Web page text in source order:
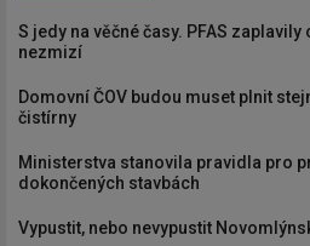
S jedy na věčné časy. PFAS
nezmizí
Domovní ČOV budou muset plnit
čistírny
Ministerstva stanovila pravidla pro
dokončených stavbách
Vypustit, nebo nevypustit